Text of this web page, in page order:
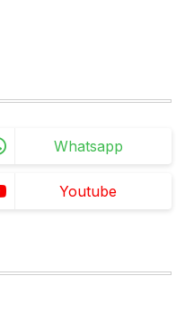
Whatsapp
Youtube